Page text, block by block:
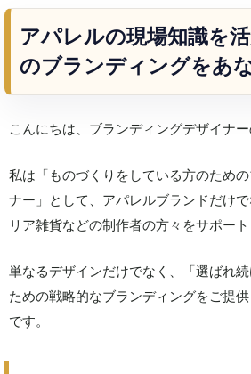
アパレルの現場知識を
のブランディングをあ
こんにちは、ブランディングデザイナー
私は「ものづくりをしている方のため
ナー」として、アパレルブランドだけ
リア雑貨などの制作者の方々をサポート
単なるデザインだけでなく、「選ばれ
ための戦略的なブランディングをご提
です。